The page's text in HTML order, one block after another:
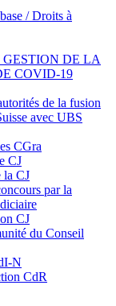
/ Droits à
GESTION DE LA
COVID-19
de la fusion
avec UBS
CGra
CJ
la CJ
par la
CJ
du Conseil
N
CdR